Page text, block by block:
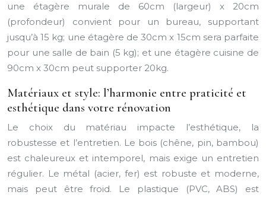
une étagère murale de 60cm (largeur) x 20cm
(profondeur) convient pour un bureau, supportant
jusqu’à 15 kg; une étagère de 30cm x 15cm sera parfaite
pour une salle de bain (5 kg); et une étagère cuisine de
90cm x 30cm peut supporter 20kg.
Matériaux et style: l’harmonie entre praticité et
esthétique dans votre rénovation
Le choix du matériau impacte l’esthétique, la
robustesse et l’entretien. Le bois (chêne, pin, bambou)
est chaleureux et intemporel, mais exige un entretien
régulier. Le métal (acier, fer) est robuste et moderne,
mais peut être froid. Le plastique (PVC, ABS) est